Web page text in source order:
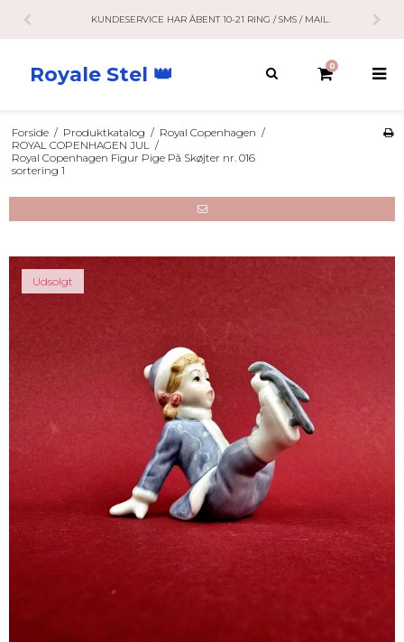
KUNDESERVICE HAR ÅBENT 10-21 RING / SMS / MAIL.
Royale Stel 👑 0
Forside / Produktkatalog / Royal Copenhagen /
ROYAL COPENHAGEN JUL
/
Royal Copenhagen Figur Pige På Skøjter nr. 016
sortering 1
Udsolgt